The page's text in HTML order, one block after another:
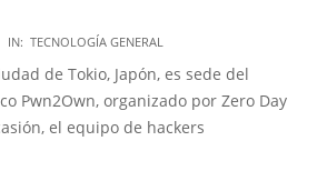
IN: TECNOLOGÍA GENERAL
de Tokio, Japón, es sede del
Pwn2Own, organizado por Zero Day
el equipo de hackers